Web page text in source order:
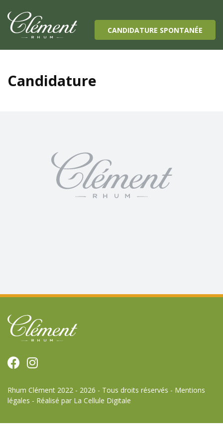
Main Navigation CANDIDATURE SPONTANÉE
Candidature
Rhum Clément 2022 - 2026 - Tous droits réservés - Mentions
légales - Réalisé par La Cellule Digitale